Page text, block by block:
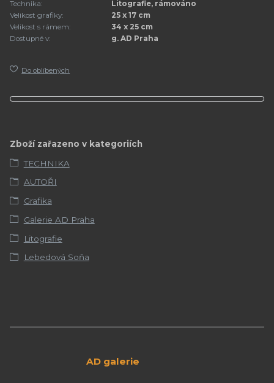
Technika:
Litografie, rámováno
Velikost grafiky:
25 x 17 cm
Velikost s rámem:
34 x 25 cm
Dostupné v:
g. AD Praha
Do oblíbených
Zboží zařazeno v kategoriích
TECHNIKA
AUTOŘI
Grafika
Galerie AD Praha
Litografie
Lebedová Soňa
AD galerie